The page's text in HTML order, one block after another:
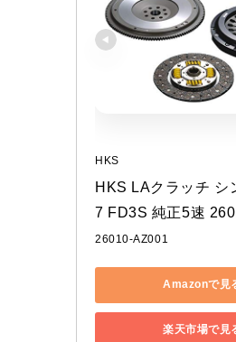
HKS
HKS LAクラッチ シ
7 FD3S 純正5速
26010-AZ001
Amazonで見
楽天市場で見